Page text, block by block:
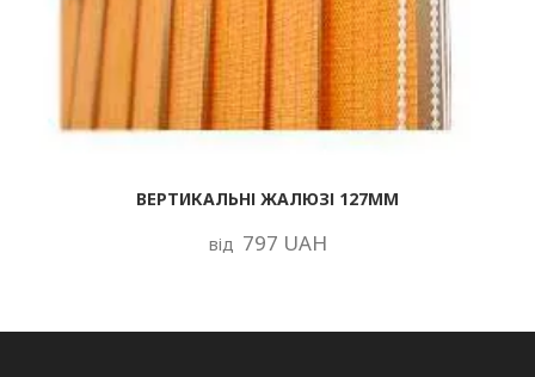
ВЕРТИКАЛЬНІ ЖАЛЮЗІ 127ММ
від 797 UAH